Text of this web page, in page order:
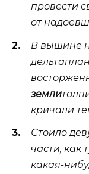
провести
от
В вышине
земли
кричали
Стоило
части, как
какая-